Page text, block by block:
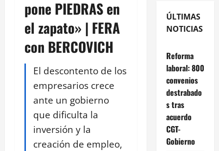
pone PIEDRAS en
el zapato» | FERA
con BERCOVICH
El descontento de los
empresarios crece
ante un gobierno
que dificulta la
inversión y la
creación de empleo,
ÚLTIMAS
NOTICIAS
Reforma
laboral: 800
convenios
destrabado
s tras
acuerdo
CGT-
Gobierno